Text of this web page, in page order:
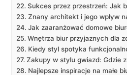
Sukces przez przestrzeń: Jak
Znany architekt i ⁤jego wpływ
Jak zaaranżować domowe
Wnętrza biur przyjaznych dla
Kiedy⁢ styl spotyka
Zakupy w stylu⁢ gwiazd: ⁤Gdzie
Najlepsze ⁣inspiracje ‌na małe